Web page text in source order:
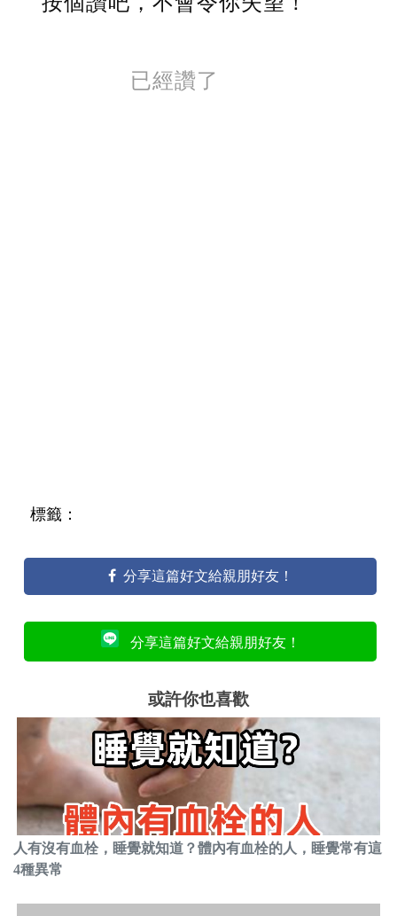
已經讚了
標籤：
分享這篇好文給親朋好友！
分享這篇好文給親朋好友！
或許你也喜歡
人有沒有血栓，睡覺就知道？體內有血栓的人，睡覺常有這
4種異常